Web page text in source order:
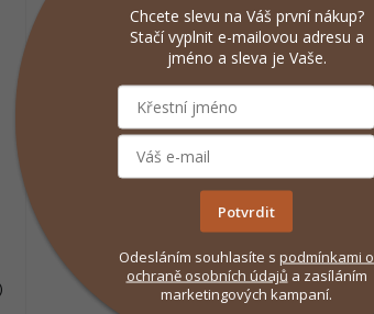
Chcete slevu na Váš první nákup?
Stačí vyplnit e-mailovou adresu a
jméno a sleva je Vaše.
Potvrdit
Odesláním souhlasíte s podmínkami o
ochraně osobních údajů a zasíláním
marketingových kampaní.